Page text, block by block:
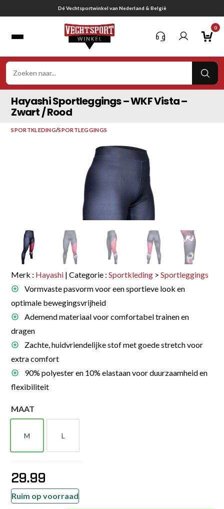
naar
Gratis verzending vanaf € 75,-
0
Hayashi Sportleggings – WKF Vista –
Zwart / Rood
SPORTKLEDING/SPORTLEGGINGS
Merk : Hayashi | Categorie :Sportkleding >Sportleggings
Vormvaste pasvorm voor een sportieve look en
optimale bewegingsvrijheid
Ademend materiaal voor comfortabel trainen en
dragen
Zachte, huidvriendelijke stof met goede stretch voor
extra comfort
90% polyester en 10% elastaan voor duurzaamheid en
flexibiliteit
MAAT
M
M
L
L
29.99
Ruim op voorraad